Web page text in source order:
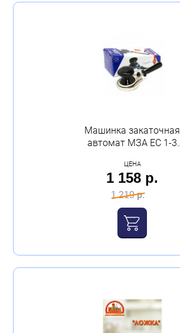
Машинка закаточная
автомат МЗА ЕС 1-3
ЦЕНА
1 158 р.
1 219 р.